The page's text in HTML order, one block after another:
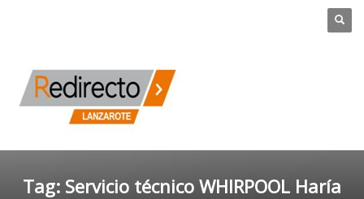
Tag: Servicio técnico WHIRPOOL Haría